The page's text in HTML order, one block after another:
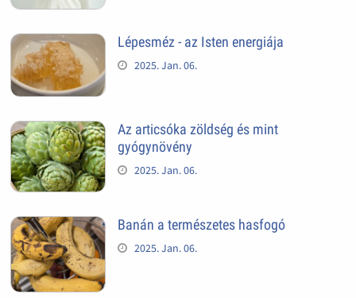
Lépesméz - az Isten energiája
2025. Jan. 06.
Az articsóka zöldség és mint
gyógynövény
2025. Jan. 06.
Banán a természetes hasfogó
2025. Jan. 06.